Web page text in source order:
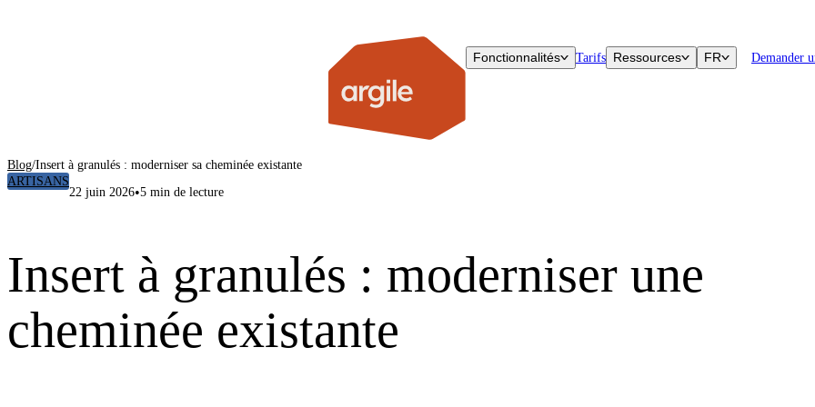
Fonctionnalités Tarifs Ressources FR Demander
Blog/Insert à granulés : moderniser sa cheminée existante
ARTISANS
22 juin 2026•5 min de lecture
Insert à granulés : moderniser une
cheminée existante